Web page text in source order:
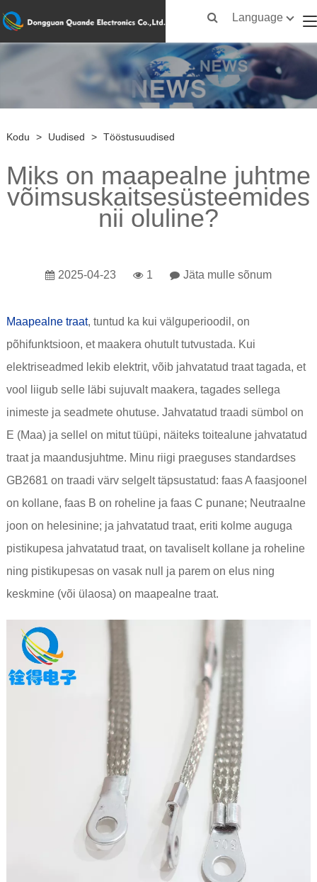
Language
Kodu > Uudised > Tööstusuudised
Miks on maapealne juhtme
võimsuskaitsesüsteemides
nii oluline?
2025-04-23 1 Jäta mulle sõnum
Maapealne traat, tuntud ka kui välguperioodil, on
põhifunktsioon, et maakera ohutult tutvustada. Kui
elektriseadmed lekib elektrit, võib jahvatatud traat tagada, et
vool liigub selle läbi sujuvalt maakera, tagades sellega
inimeste ja seadmete ohutuse. Jahvatatud traadi sümbol on
E (Maa) ja sellel on mitut tüüpi, näiteks toitealune jahvatatud
traat ja maandusjuhtme. Minu riigi praeguses standardses
GB2681 on traadi värv selgelt täpsustatud: faas A faasjoonel
on kollane, faas B on roheline ja faas C punane; Neutraalne
joon on helesinine; ja jahvatatud traat, eriti kolme auguga
pistikupesa jahvatatud traat, on tavaliselt kollane ja roheline
ning pistikupesas on vasak null ja parem on elus ning
keskmine (või ülaosa) on maapealne traat.